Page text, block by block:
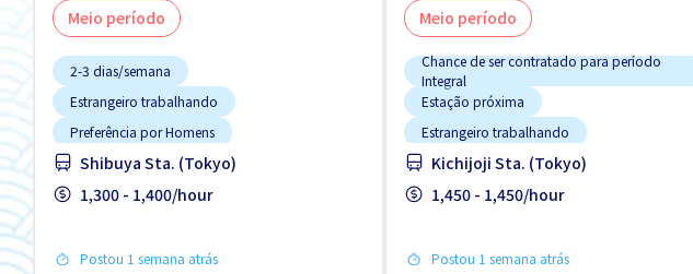
Meio período
2-3 dias/semana
Estrangeiro trabalhando
Preferência por Homens
Preferência por Mulheres
Preferência por Visto de Estudante
Sem experiência OK
Shibuya Sta. (Tokyo)
1,300 - 1,400/hour
Postou 1 semana atrás
Meio período
Chance de ser contratado para período
Integral
Estação próxima
Estrangeiro trabalhando
Preferência por Homens
Preferência por Mulheres
Turno FDS
Turno noturno
Kichijoji Sta. (Tokyo)
1,450 - 1,450/hour
Postou 1 semana atrás